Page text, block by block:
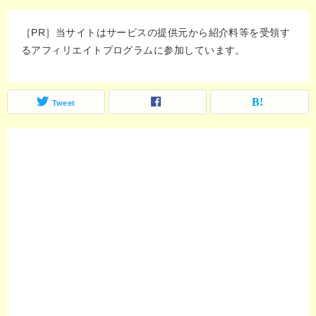
［PR］当サイトはサービスの提供元から紹介料等を受領す
るアフィリエイトプログラムに参加しています。
Tweet